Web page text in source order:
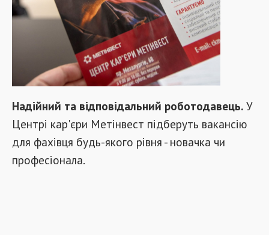
Надійний та відповідальний роботодавець. У
Центрі кар'єри Метінвест підберуть вакансію
для фахівця будь-якого рівня - новачка чи
професіонала.